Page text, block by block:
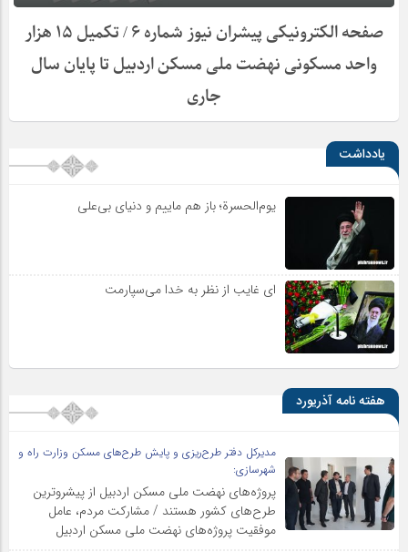
صفحه الکترونیکی پیشران نیوز شماره ۶ / تکمیل ۱۵ هزار
واحد مسکونی نهضت ملی مسکن اردبیل تا پایان سال
جاری
یادداشت
یوم‌الحسرة؛ باز هم ماییم و دنیای بی‌علی
ای غایب از نظر به خدا می‌سپارمت
هفته نامه آذریورد
مدیرکل دفتر طرح‌ریزی و پایش طرح‌های مسکن وزارت راه و
شهرسازی:
پروژه‌های نهضت ملی مسکن اردبیل از پیشروترین
طرح‌های کشور هستند / مشارکت مردم، عامل
موفقیت پروژه‌های نهضت ملی مسکن اردبیل